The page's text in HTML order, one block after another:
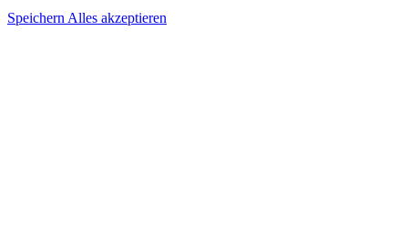
Speichern Alles akzeptieren